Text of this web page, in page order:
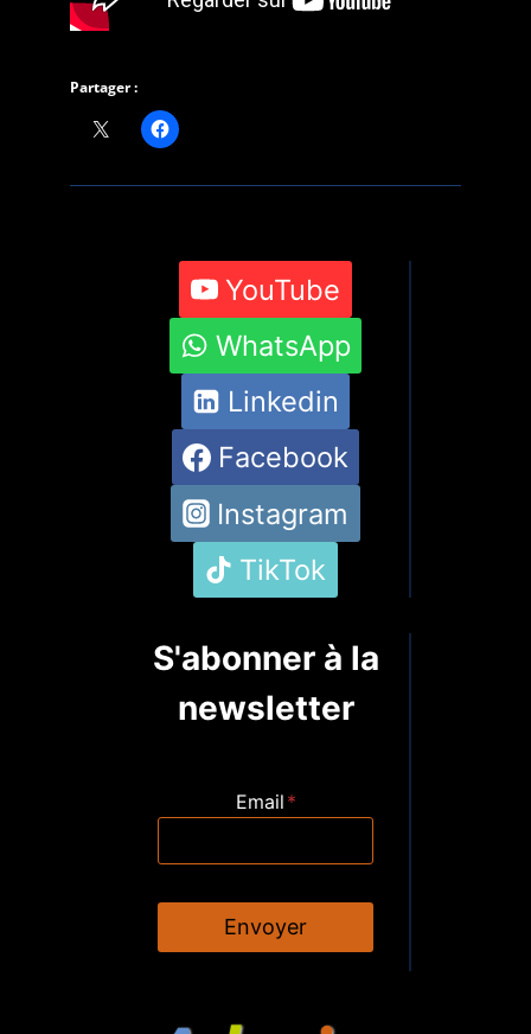
Partager :
YouTube
WhatsApp
Linkedin
Facebook
Instagram
TikTok
S'abonner à la
newsletter
Email *
Envoyer